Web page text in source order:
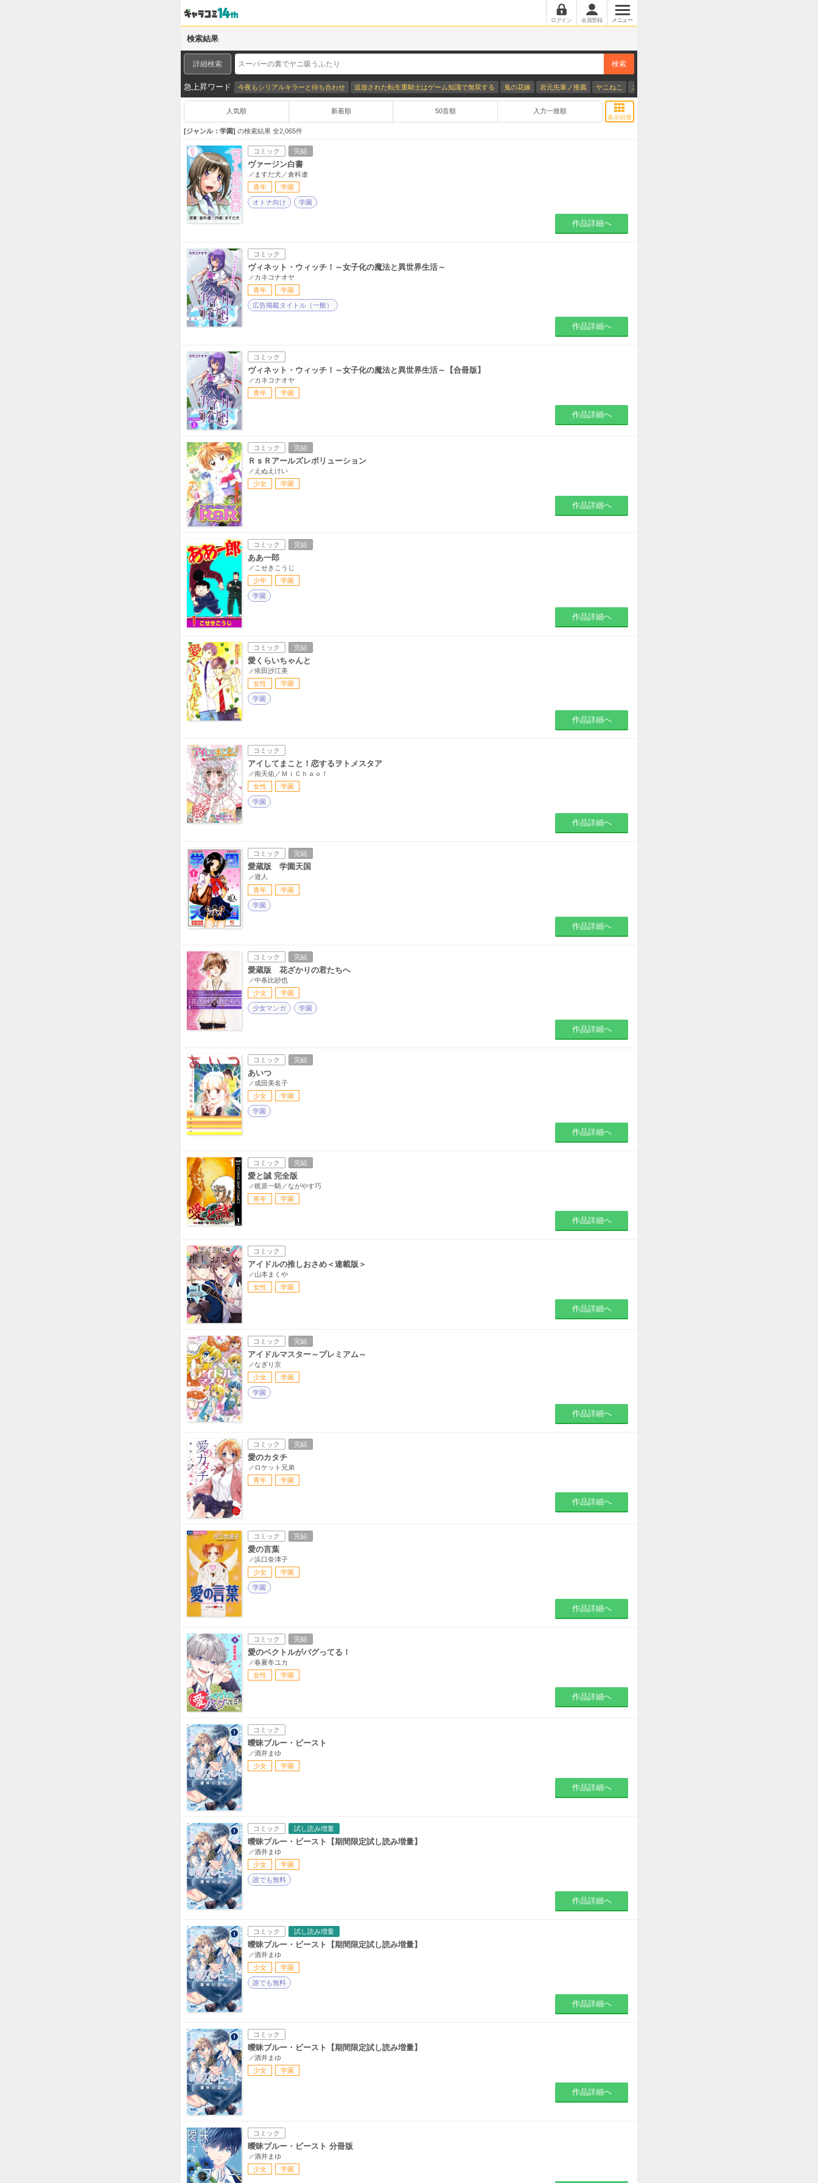
ログイン 会員登録 メニュー
検索結果
詳細検索 検索
急上昇ワード 今夜もシリアルキラーと待ち合わせ 追放された転生重騎士はゲーム知識で無双する 鬼の花嫁 岩元先輩ノ推薦 ヤニねこ スーパーの裏でヤニ吸うふたり
人気順 新着順 50音順 入力一致順 表紙のみに変更
表示切替
ジャンル：学園 の検索結果 全2,065件
コミック 完結
ヴァージン白書
ますだ犬／倉科遼
青年
学園
オトナ向け 学園
作品詳細へ
コミック
ヴィネット・ウィッチ！～女子化の魔法と異世界生活～
カネコナオヤ
青年
学園
広告掲載タイトル（一般）
作品詳細へ
コミック
ヴィネット・ウィッチ！～女子化の魔法と異世界生活～【合冊版】
カネコナオヤ
青年
学園
作品詳細へ
コミック 完結
ＲｓＲアールズレボリューション
えぬえけい
少女
学園
作品詳細へ
コミック 完結
ああ一郎
こせきこうじ
少年
学園
学園
作品詳細へ
コミック 完結
愛くらいちゃんと
依田沙江美
女性
学園
学園
作品詳細へ
コミック
アイしてまこと！恋するヲトメスタア
南天佑／ＭｉＣｈａｏ！
女性
学園
学園
作品詳細へ
コミック 完結
愛蔵版 学園天国
遊人
青年
学園
学園
作品詳細へ
コミック 完結
愛蔵版 花ざかりの君たちへ
中条比紗也
少女
学園
少女マンガ 学園
作品詳細へ
コミック 完結
あいつ
成田美名子
少女
学園
学園
作品詳細へ
コミック 完結
愛と誠 完全版
梶原一騎／ながやす巧
青年
学園
作品詳細へ
コミック
アイドルの推しおさめ＜連載版＞
山本まくや
女性
学園
作品詳細へ
コミック 完結
アイドルマスター～プレミアム～
なぎり京
少女
学園
学園
作品詳細へ
コミック 完結
愛のカタチ
ロケット兄弟
青年
学園
作品詳細へ
コミック 完結
愛の言葉
浜口奈津子
少女
学園
学園
作品詳細へ
コミック 完結
愛のベクトルがバグってる！
春夏冬ユカ
女性
学園
作品詳細へ
コミック
曖昧ブルー・ビースト
酒井まゆ
少女
学園
作品詳細へ
コミック 試し読み増量
曖昧ブルー・ビースト【期間限定試し読み増量】
酒井まゆ
少女
学園
誰でも無料
作品詳細へ
コミック 試し読み増量
曖昧ブルー・ビースト【期間限定試し読み増量】
酒井まゆ
少女
学園
誰でも無料
作品詳細へ
コミック
曖昧ブルー・ビースト【期間限定試し読み増量】
酒井まゆ
少女
学園
作品詳細へ
コミック
曖昧ブルー・ビースト 分冊版
酒井まゆ
少女
学園